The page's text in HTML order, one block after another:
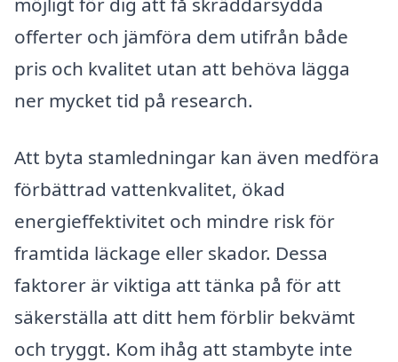
offerter och jämföra dem utifrån både
pris och kvalitet utan att behöva lägga
ner mycket tid på research.
Att byta stamledningar kan även medföra
förbättrad vattenkvalitet, ökad
energieffektivitet och mindre risk för
framtida läckage eller skador. Dessa
faktorer är viktiga att tänka på för att
säkerställa att ditt hem förblir bekvämt
och tryggt. Kom ihåg att stambyte inte